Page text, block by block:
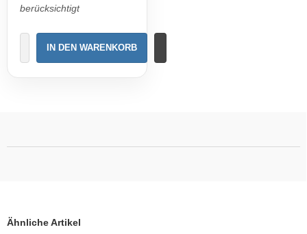
berücksichtigt
IN DEN WARENKORB
Ähnliche Artikel